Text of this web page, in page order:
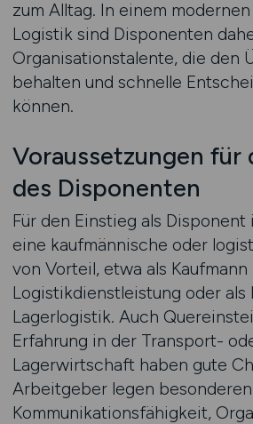
zum Alltag. In einem
Logistik sind Disponenten
Organisationstalente, die den
behalten und schnelle
können.
Voraussetzungen für
des Disponenten
Für den Einstieg als
eine kaufmännische oder
von Vorteil, etwa als
Logistikdienstleistung oder als
Lagerlogistik. Auch
Erfahrung in der Transport-
Lagerwirtschaft haben gute
Arbeitgeber legen
Kommunikationsfähigkeit,